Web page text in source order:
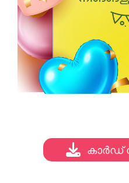
കാർഡ്